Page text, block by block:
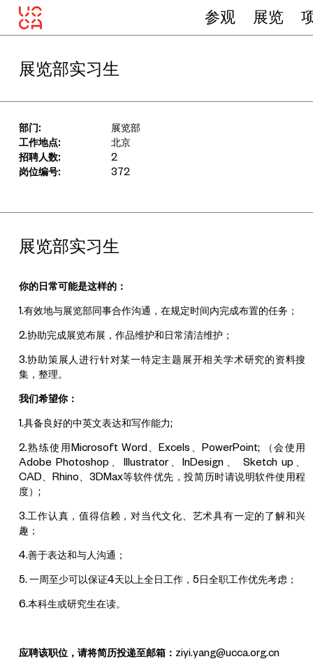
参观 展览
展览部实习生
部门:
展览部
工作地点:
北京
招聘人数:
2
岗位编号:
372
展览部实习生
你的日常可能是这样的：
1.有效地与展览部同事合作沟通，在规定时间内完成布置的任务；
2.协助完成展览布展，作品维护和日常清洁维护；
3.协助策展人进行针对某一特定主题展开相关学术研究的资料搜
集，整理 。
我们希望你：
1.具备良好的中英文表达和写作能力;
2.熟练使用Microsoft Word、Excels、PowerPoint; （会使用
Adobe Photoshop、Illustrator、InDesign、 Sketch up、
CAD、Rhino、3DMax等软件优先，投简历时请说明软件使用程
度）;
3.工作认真，值得信赖，对当代文化、艺术具有一定的了解和兴
趣；
4.善于表达和与人沟通；
5. 一周至少可以保证4天以上全日工作，5日全职工作优先考虑；
6.本科生或研究生在读。
应聘该职位，请将简历投递至邮箱： ziyi.yang@ucca.org.cn